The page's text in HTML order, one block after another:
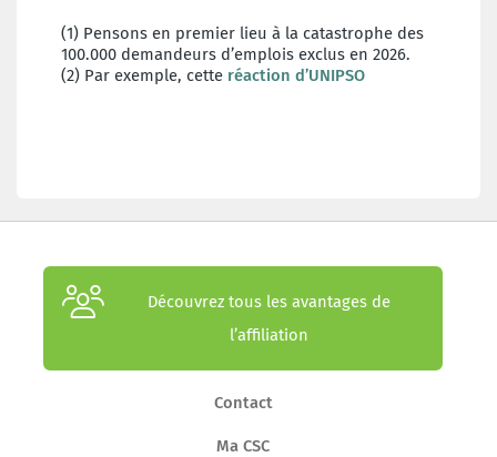
(1) Pensons en premier lieu à la catastrophe des
100.000 demandeurs d’emplois exclus en 2026.
(2) Par exemple, cette réaction d’UNIPSO
Découvrez tous les avantages de
l’affiliation
Contact
Ma CSC